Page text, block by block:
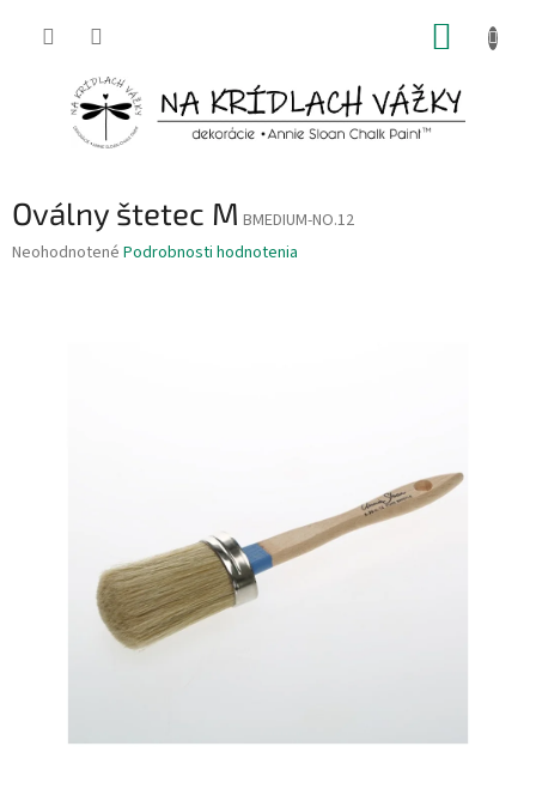
Oválny štetec M BMEDIUM-NO.12
Priemerné
Neohodnotené Podrobnosti hodnotenia